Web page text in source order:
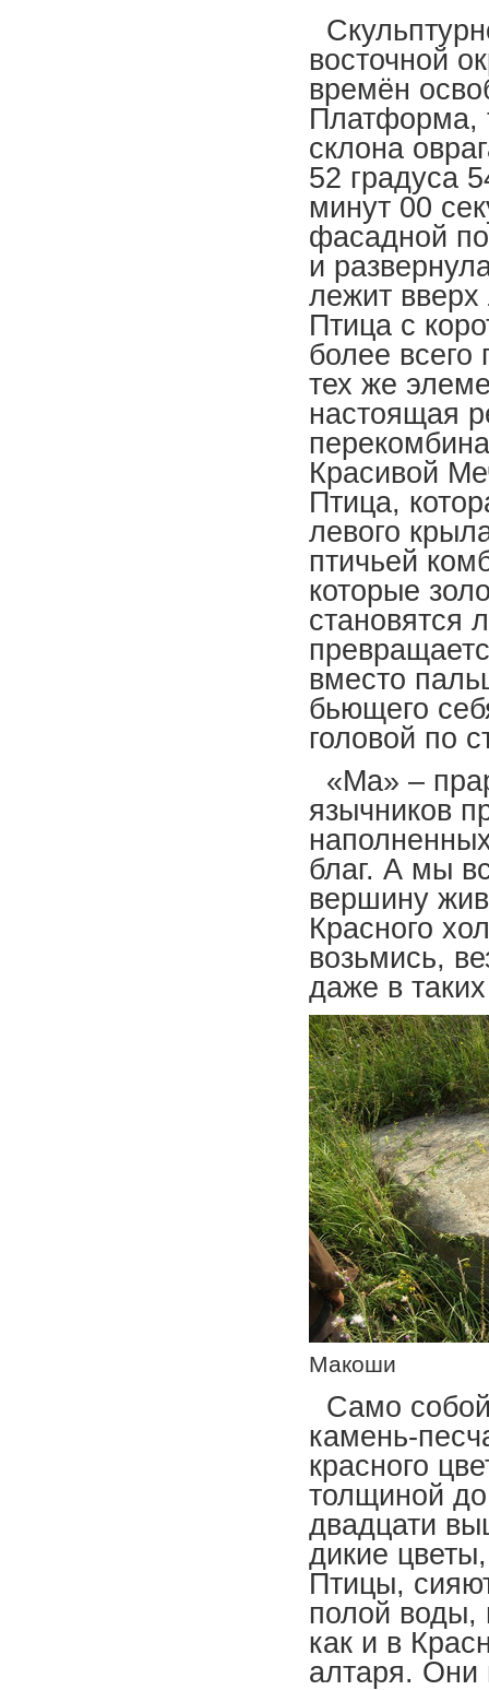
восточной
времён
Платформа,
склона
52 градуса
минут 00
фасадной
и
лежит
Птица с
более
тех же
настоящая
Красивой
Птица,
левого
птичьей
которые
становятся
вместо
бьющего
головой по
«Ма» –
язычников
благ. А мы
вершину
Красного
возьмись,
даже в
Макоши
Само
камень-
красного
толщиной
двадцати
дикие
Птицы,
полой воды,
как и в
алтаря.